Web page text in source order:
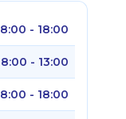
8:00 - 18:00
8:00 - 13:00
8:00 - 18:00